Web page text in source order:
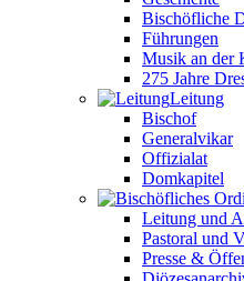
Bischöfliche
Führungen
Musik an der
275 Jahre
Leitung
Bischof
Generalvikar
Offizialat
Domkapitel
Leitung und
Pastoral und
Presse &